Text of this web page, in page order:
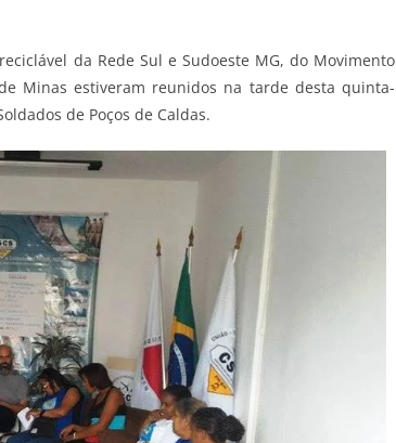
da Rede Sul e Sudoeste MG, do Movimento
Minas estiveram reunidos na tarde desta quinta-
de Poços de Caldas.